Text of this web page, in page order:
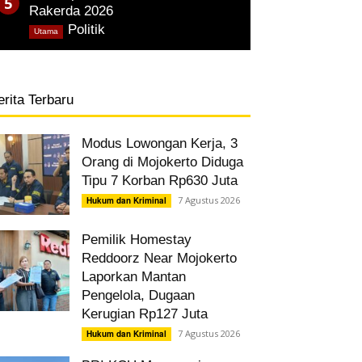
Rakerda 2026
Politik
Utama
Terbaru
Modus Lowongan Kerja, 3
Orang di Mojokerto Diduga
Tipu 7 Korban Rp630 Juta
Hukum dan Kriminal 7 Agustus 2026
Pemilik Homestay
Reddoorz Near Mojokerto
Laporkan Mantan
Pengelola, Dugaan
Kerugian Rp127 Juta
Hukum dan Kriminal 7 Agustus 2026